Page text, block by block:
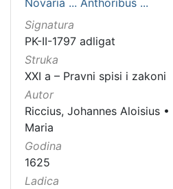
Signatura
PK-II-1797 adligat
Struka
XXI a – Pravni spisi i zakoni
Autor
Riccius, Johannes Aloisius •
Maria
Godina
1625
Ladica